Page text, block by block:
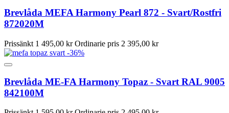
Brevlåda MEFA Harmony Pearl 872 - Svart/Rostfri
872020M
Prissänkt 1 495,00 kr Ordinarie pris 2 395,00 kr
-36%
Brevlåda ME-FA Harmony Topaz - Svart RAL 9005
842100M